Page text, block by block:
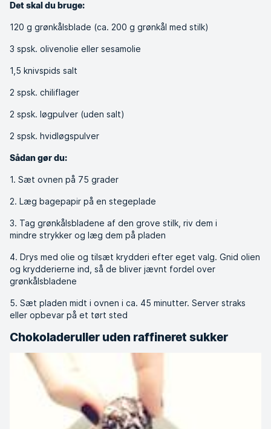
Det skal du bruge:
120 g grønkålsblade (ca. 200 g grønkål med stilk)
3 spsk. olivenolie eller sesamolie
1,5 knivspids salt
2 spsk. chiliflager
2 spsk. løgpulver (uden salt)
2 spsk. hvidløgspulver
Sådan gør du:
1. Sæt ovnen på 75 grader
2. Læg bagepapir på en stegeplade
3. Tag grønkålsbladene af den grove stilk, riv dem i
mindre strykker og læg dem på pladen
4. Drys med olie og tilsæt krydderi efter eget valg. Gnid olien
og krydderierne ind, så de bliver jævnt fordel over
grønkålsbladene
5. Sæt pladen midt i ovnen i ca. 45 minutter. Server straks
eller opbevar på et tørt sted
Chokoladeruller uden raffineret sukker